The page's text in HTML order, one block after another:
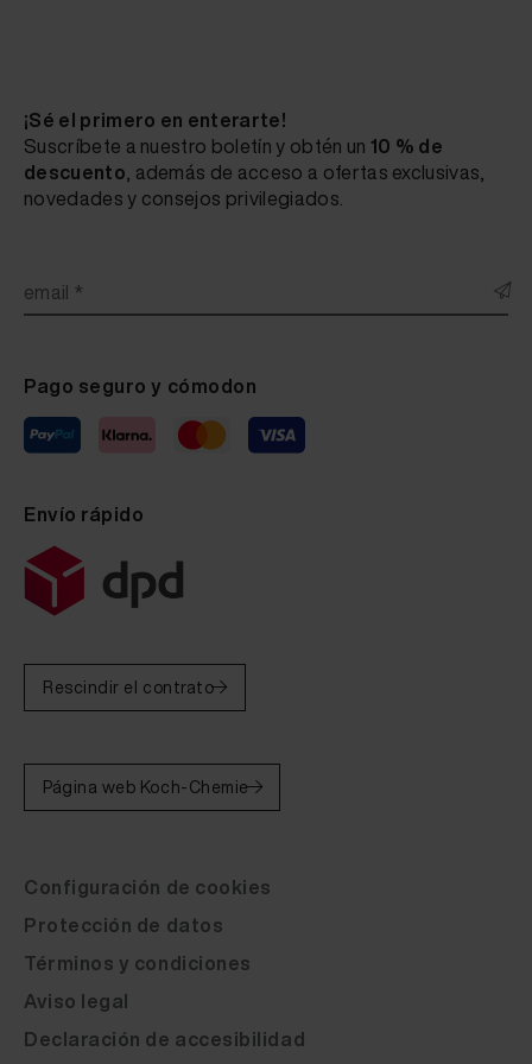
Fluid Leather Bali 20-1000 blau 20 ml
Fluid Leather Bali 8-3000 Stoffgr. 8 20 ml
Fluid Leather Bali 8-3302 Stoffgr. 8 20 ml
Fluid Leather Bali 8-3303 Stoffgr. 8 20 ml
Fluid Leather Bali 8-3305 Stoffgr. 8 20 ml
Fluid Leather Bali 8-3306 Stoffgr. 8 20 ml
Fluid Leather Bali 8-3307 Stoffgr. 8 20 ml
Fluid Leather Bali 8-3308 Stoffgr. 8 20 ml
Fluid Leather Bali 20-1020 beige 20 ml
Fluid Leather Bali 20-1040 braun 20 ml
Fluid Leather Bali 20-1050 rot 20 ml
¡Sé el primero en enterarte!
Suscríbete a nuestro boletín y obtén un 10 % de
descuento, además de acceso a ofertas exclusivas,
novedades y consejos privilegiados.
email *
Pago seguro y cómodon
Envío rápido
Rescindir el contrato
Página web Koch-Chemie
Configuración de cookies
Protección de datos
Términos y condiciones
Aviso legal
Declaración de accesibilidad